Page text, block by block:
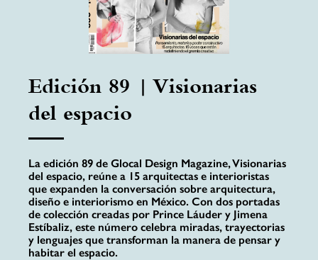
Edición 89 | Visionarias
del espacio
La edición 89 de Glocal Design Magazine, Visionarias
del espacio, reúne a 15 arquitectas e interioristas
que expanden la conversación sobre arquitectura,
diseño e interiorismo en México. Con dos portadas
de colección creadas por Prince Láuder y Jimena
Estíbaliz, este número celebra miradas, trayectorias
y lenguajes que transforman la manera de pensar y
habitar el espacio.